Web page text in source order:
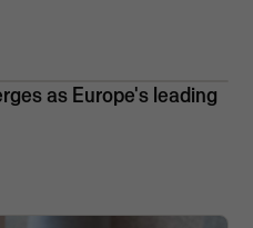
as Europe's leading